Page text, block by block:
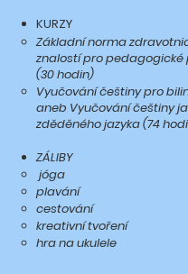
KURZY
Základní norma
znalostí pro pedagogické
(30 hodin)
Vyučování češtiny pro
aneb Vyučování češtiny
zděděného jazyka (74
​ZÁLIBY
jóga
plavání
cestování
kreativní tvoření
hra na ukulele